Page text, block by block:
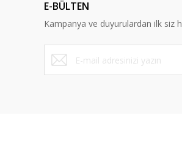
Ürün bilgilerinde hatalar
Ürün fiyatı diğer sitelerden
Bu ürüne benzer farklı
E-BÜLTEN
Kampanya ve duyurulardan ilk siz